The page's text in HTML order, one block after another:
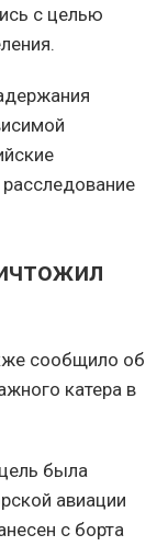
с целью
сообщило об
катера в
была
авиации
с борта